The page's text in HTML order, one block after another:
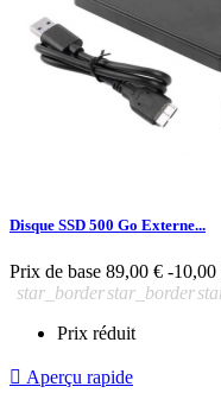
Disque SSD 500 Go Externe...
Prix de base 89,00 € -10,00
star_borderstar_border
Prix réduit
 Aperçu rapide